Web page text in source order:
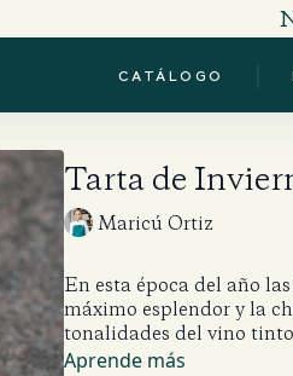
CATÁLOGO
Tarta de
Maricú Ortiz
En esta época del año
máximo esplendor y la
tonalidades del vino
Aprende más